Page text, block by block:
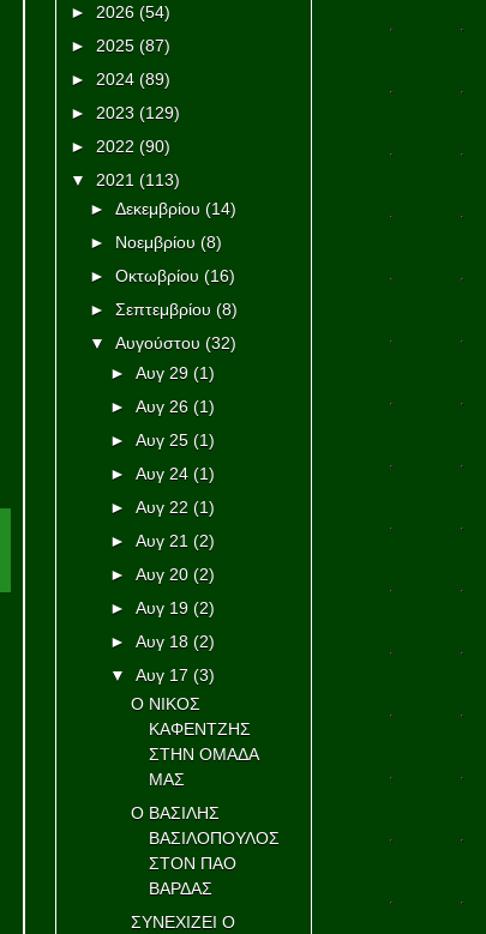
► 2026 (54)
► 2025 (87)
► 2024 (89)
► 2023 (129)
► 2022 (90)
▼
2021 (113)
►Δεκεμβρίου (14)
► Νοεμβρίου (8)
►Οκτωβρίου (16)
►Σεπτεμβρίου (8)
▼
Αυγούστου (32)
►Αυγ 29 (1)
►Αυγ 26 (1)
►Αυγ 25 (1)
►Αυγ 24 (1)
►Αυγ 22 (1)
►Αυγ 21 (2)
►Αυγ 20 (2)
►Αυγ 19 (2)
►Αυγ 18 (2)
▼
Αυγ 17 (3)
Ο ΝΙΚΟΣ
ΚΑΦΕΝΤΖΗΣ
ΣΤΗΝ ΟΜΑΔΑ
ΜΑΣ
Ο ΒΑΣΙΛΗΣ
ΒΑΣΙΛΟΠΟΥΛΟΣ
ΣΤΟΝ ΠΑΟ
ΒΑΡΔΑΣ
ΣΥΝΕΧΙΖΕΙ Ο